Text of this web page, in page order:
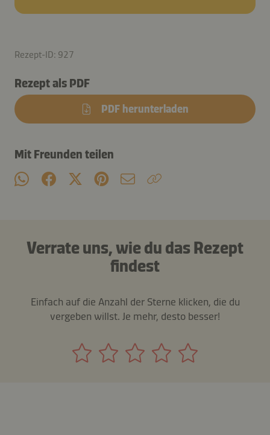
Rezept-ID: 927
Rezept als PDF
PDF herunterladen
Mit Freunden teilen
Verrate uns, wie du das Rezept
findest
Einfach auf die Anzahl der Sterne klicken, die du
vergeben willst. Je mehr, desto besser!